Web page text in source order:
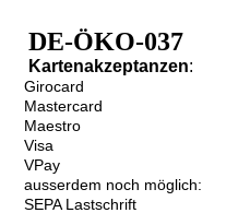
DE-ÖKO-037
Kartenakzeptanzen:
Girocard
Mastercard
Maestro
Visa
VPay
ausserdem noch möglich:
SEPA Lastschrift